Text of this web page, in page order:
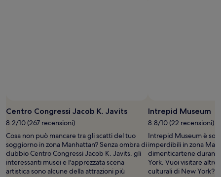
previste
aggiuntive.
gratuita
di
JayG
Centro Congressi Jacob K. Javits
8.2/10 (267 recensioni)
Cosa non può mancare tra gli scatti del tuo
soggiorno in zona Manhattan? Senza ombra di
dubbio Centro Congressi Jacob K. Javits. gli
interessanti musei e l'apprezzata scena
artistica sono alcune della attrazioni più
Intrepid Museum
8.8/10 (22 recensioni)
Intrepid Museum è
imperdibili in zona
dimenticartene
York. Vuoi visitare
culturali di New York?